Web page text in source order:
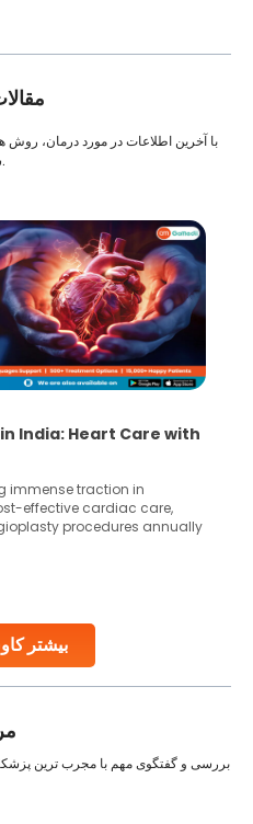
بیشتر
با آخرین اطلاعات در مورد درمان، روش
شوید تا زندگی خود را سالم تر و بهتر کنید.
India: Heart Care with
immense traction in
effective cardiac care,
procedures annually
like angioplasty and
بررسی و گفتگوی مهم با مجرب ترین